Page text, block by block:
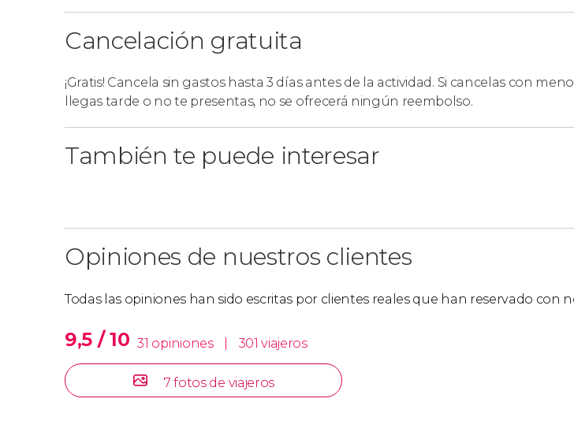
Deberéis comprar anticipadamente la entrada al Parque Nacional Rapa Nui
ticket no está incluido en el precio.
Cancelación gratuita
¡Gratis! Cancela sin gastos hasta 3 días antes de la actividad. Si cancelas con
llegas tarde o no te presentas, no se ofrecerá ningún reembolso.
También te puede interesar
Opiniones de nuestros clientes
Todas las opiniones han sido escritas por clientes reales que han reservado con
9,5 / 10 31 opiniones 301 viajeros
7 fotos de viajeros